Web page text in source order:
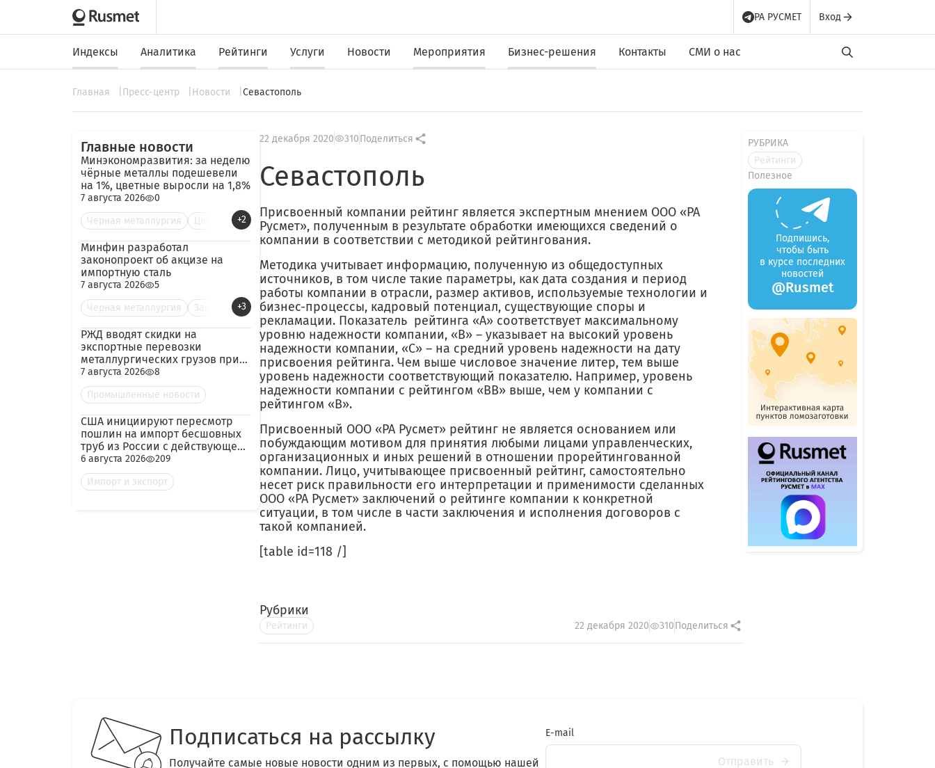
РА РУСМЕТ Вход
Индексы Аналитика Рейтинги Услуги Новости Мероприятия Бизнес-решения Контакты СМИ о нас
Главная Пресс-центр Новости Севастополь
Главные новости
Минэкономразвития: за неделю
чёрные металлы подешевели
на 1%, цветные выросли на 1,8%
7 августа 2026
0
Черная металлургия
Цве +2
Минфин разработал
законопроект об акцизе на
импортную сталь
7 августа 2026
5
Черная металлургия
Зак +3
РЖД вводят скидки на
экспортные перевозки
металлургических грузов при
гарантированных объёмах
7 августа 2026
8
Промышленные новости
США инициируют пересмотр
пошлин на импорт бесшовных
труб из России с действующей
ставкой 209,72%
6 августа 2026
209
Импорт и экспорт
22 декабря 2020 310Поделиться
Севастополь
Присвоенный компании рейтинг является экспертным мнением ООО «РА
Русмет», полученным в результате обработки имеющихся сведений о
компании в соответствии с методикой рейтингования.
Методика учитывает информацию, полученную из общедоступных
источников, в том числе такие параметры, как дата создания и период
работы компании в отрасли, размер активов, используемые технологии и
бизнес-процессы, кадровый потенциал, существующие споры и
рекламации. Показатель рейтинга «А» соответствует максимальному
уровню надежности компании, «В» – указывает на высокий уровень
надежности компании, «С» – на средний уровень надежности на дату
присвоения рейтинга. Чем выше числовое значение литер, тем выше
уровень надежности соответствующий показателю. Например, уровень
надежности компании с рейтингом «ВВ» выше, чем у компании с
рейтингом «В».
Присвоенный ООО «РА Русмет» рейтинг не является основанием или
побуждающим мотивом для принятия любыми лицами управленческих,
организационных и иных решений в отношении прорейтингованной
компании. Лицо, учитывающее присвоенный рейтинг, самостоятельно
несет риск правильности его интерпретации и применимости сделанных
ООО «РА Русмет» заключений о рейтинге компании к конкретной
ситуации, в том числе в части заключения и исполнения договоров с
такой компанией.
[table id=118 /]
Рубрики
Рейтинги 22 декабря 2020 310Поделиться
РУБРИКА
Рейтинги
Полезное
Подпишись,
чтобы быть
в курсе последних
новостей
@Rusmet
Подписаться на рассылку
Получайте самые новые новости одним из первых, с помощью нашей
E-mail
Отправить